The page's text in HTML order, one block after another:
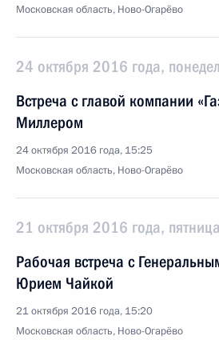
Московская область, Ново-Огарёво
24 октября 2016 года,
Встреча с главой компании
Миллером
24 октября 2016 года, 15:25
Московская область, Ново-Огарёво
21 октября 2016 года, пятница
Рабочая встреча с
Юрием Чайкой
21 октября 2016 года, 15:20
Московская область, Ново-Огарёво